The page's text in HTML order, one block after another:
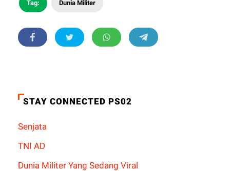
Tag: Dunia Militer
STAY CONNECTED PS02
Senjata
TNI AD
Dunia Militer Yang Sedang Viral